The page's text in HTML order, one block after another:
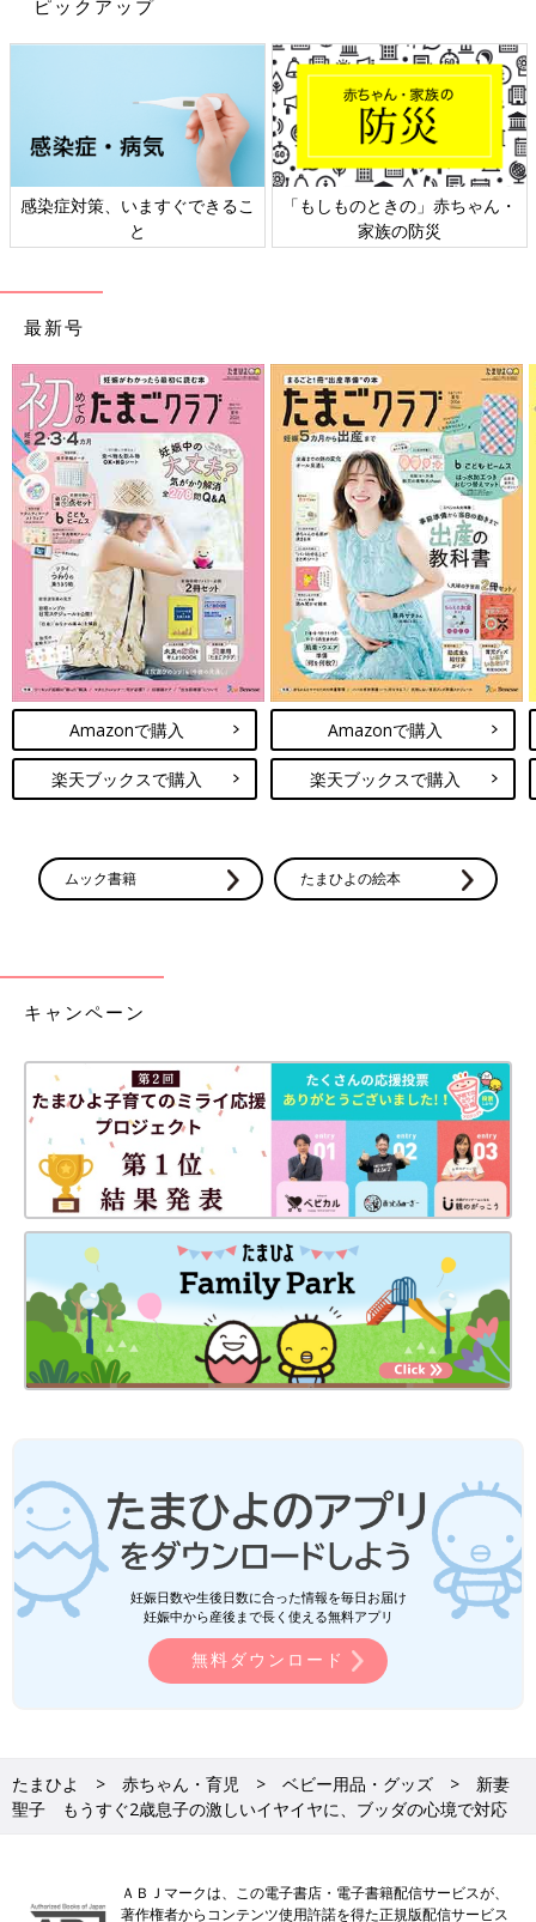
ピックアップ
感染症対策、いますぐできるこ
と
「もしものときの」赤ちゃん・
家族の防災
最新号
Amazonで購入
楽天ブックスで購入
Amazonで購入
楽天ブックスで購入
ムック書籍 たまひよの絵本
キャンペーン
妊娠日数や生後日数に合った情報を毎日お届け
妊娠中から産後まで長く使える無料アプリ
無料ダウンロード
たまひよ 赤ちゃん・育児 ベビー用品・グッズ
新妻
聖子 もうすぐ2歳息子の激しいイヤイヤに、ブッダの心境で対応
ＡＢＪマークは、この電子書店・電子書籍配信サービスが、
著作権者からコンテンツ使用許諾を得た正規版配信サービス